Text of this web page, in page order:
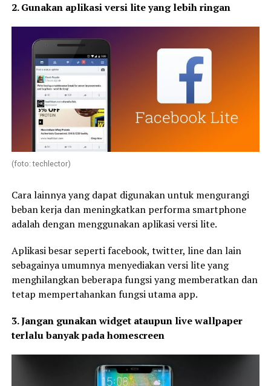
2. Gunakan aplikasi versi lite yang lebih ringan
(foto: techlector)
Cara lainnya yang dapat digunakan untuk mengurangi
beban kerja dan meningkatkan performa smartphone
adalah dengan menggunakan aplikasi versi lite.
Aplikasi besar seperti facebook, twitter, line dan lain
sebagainya umumnya menyediakan versi lite yang
menghilangkan beberapa fungsi yang memberatkan dan
tetap mempertahankan fungsi utama app.
3. Jangan gunakan widget ataupun live wallpaper
terlalu banyak pada homescreen